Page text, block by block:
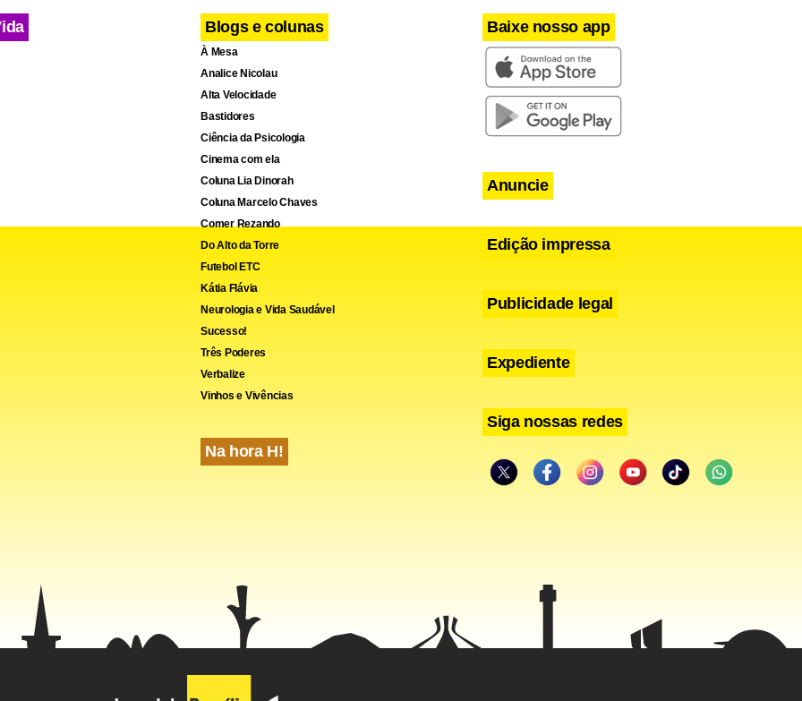
Blogs e colunas
À Mesa
Analice Nicolau
Alta Velocidade
Bastidores
Ciência da Psicologia
Cinema com ela
Coluna Lia Dinorah
Coluna Marcelo Chaves
Comer Rezando
Do Alto da Torre
Futebol ETC
Kátia Flávia
Neurologia e Vida Saudável
Sucesso!
Três Poderes
Verbalize
Vinhos e Vivências
Na hora H!
Baixe nosso app
Anuncie
Edição impressa
Publicidade legal
Expediente
Siga nossas redes